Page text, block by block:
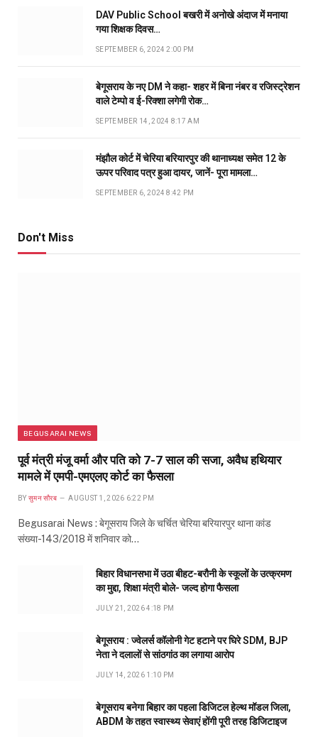
DAV Public School बखरी में अनोखे अंदाज में मनाया
गया शिक्षक दिवस…
SEPTEMBER 6, 2024 2:00 PM
बेगूसराय के नए DM ने कहा- शहर में बिना नंबर व रजिस्ट्रेशन
वाले टेम्पो व ई-रिक्शा लगेगी रोक…
SEPTEMBER 14, 2024 8:17 AM
मंझौल कोर्ट में चेरिया बरियारपुर की थानाध्यक्ष समेत 12 के
ऊपर परिवाद पत्र हुआ दायर, जानें- पूरा मामला…
SEPTEMBER 6, 2024 8:42 PM
Don't Miss
BEGUSARAI NEWS
पूर्व मंत्री मंजू वर्मा और पति को 7-7 साल की सजा, अवैध हथियार
मामले में एमपी-एमएलए कोर्ट का फैसला
BY सुमन सौरब AUGUST 1, 2026 6:22 PM
Begusarai News : बेगूसराय जिले के चर्चित चेरिया बरियारपुर थाना कांड
संख्या-143/2018 में शनिवार को…
बिहार विधानसभा में उठा बीहट-बरौनी के स्कूलों के उत्क्रमण
का मुद्दा, शिक्षा मंत्री बोले- जल्द होगा फैसला
JULY 21, 2026 4:18 PM
बेगूसराय : ज्वेलर्स कॉलोनी गेट हटाने पर घिरे SDM, BJP
नेता ने दलालों से सांठगांठ का लगाया आरोप
JULY 14, 2026 1:10 PM
बेगूसराय बनेगा बिहार का पहला डिजिटल हेल्थ मॉडल जिला,
ABDM के तहत स्वास्थ्य सेवाएं होंगी पूरी तरह डिजिटाइज